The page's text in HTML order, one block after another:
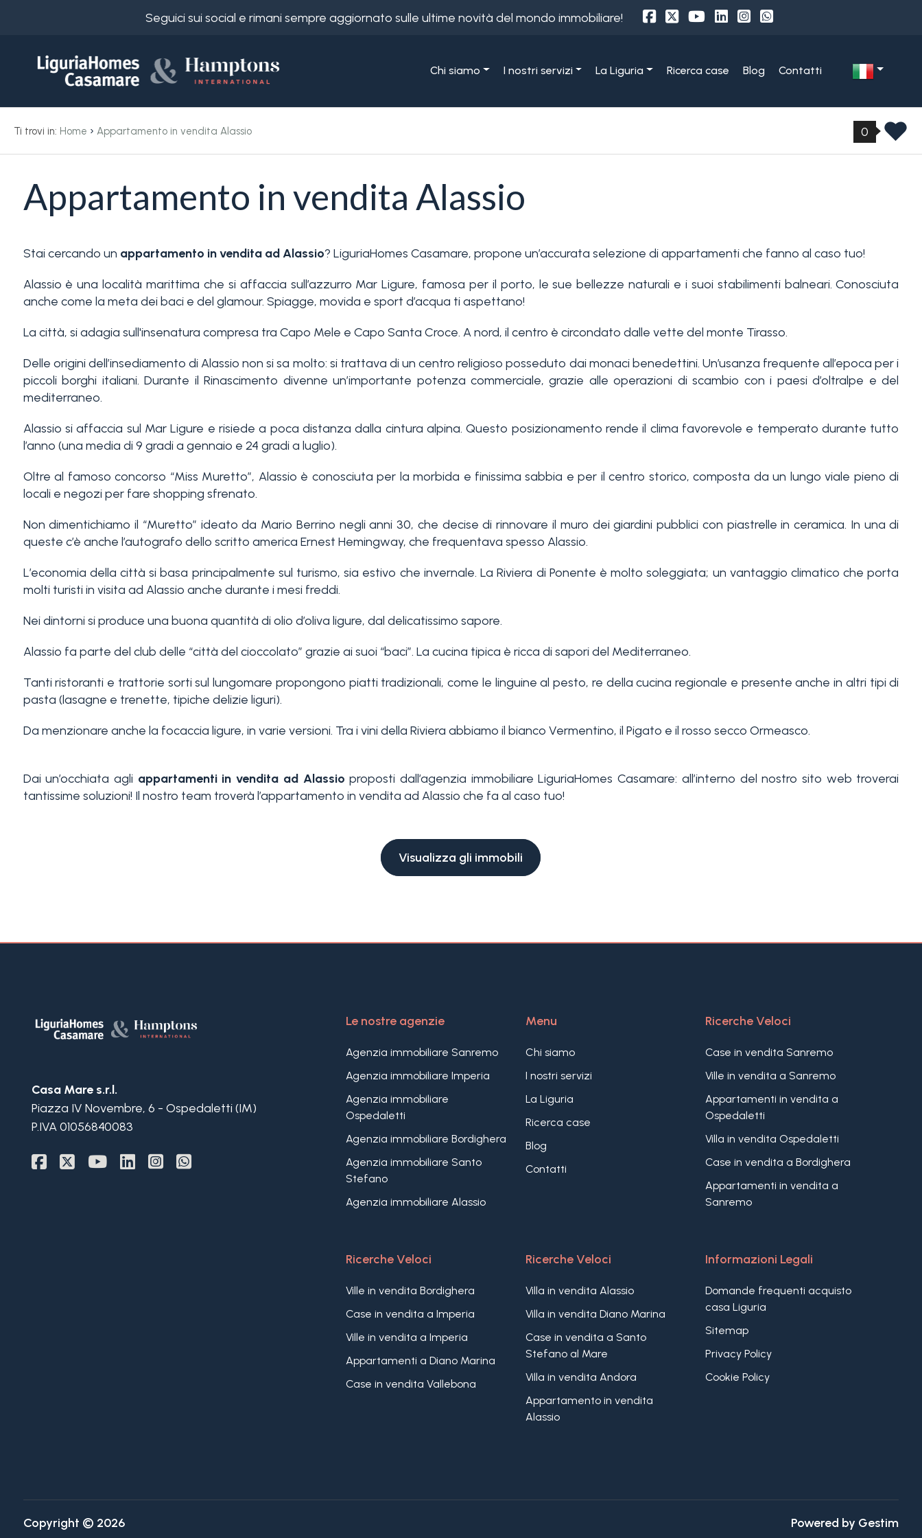
Seguici sui social e rimani sempre aggiornato sulle ultime novità del mondo immobiliare!
Chi siamo I nostri servizi La Liguria Ricerca case Blog Contatti
Ti trovi in: Home › Appartamento in vendita Alassio 0
Appartamento in vendita Alassio
Stai cercando un appartamento in vendita ad Alassio? LiguriaHomes Casamare, propone un’accurata selezione di appartamenti che fanno al caso tuo!
Alassio è una località marittima che si affaccia sull’azzurro Mar Ligure, famosa per il porto, le sue bellezze naturali e i suoi stabilimenti balneari. Conosciuta
anche come la meta dei baci e del glamour. Spiagge, movida e sport d’acqua ti aspettano!
La città, si adagia sull'insenatura compresa tra Capo Mele e Capo Santa Croce. A nord, il centro è circondato dalle vette del monte Tirasso.
Delle origini dell’insediamento di Alassio non si sa molto: si trattava di un centro religioso posseduto dai monaci benedettini. Un’usanza frequente all’epoca per i
piccoli borghi italiani. Durante il Rinascimento divenne un’importante potenza commerciale, grazie alle operazioni di scambio con i paesi d’oltralpe e del
mediterraneo.
Alassio si affaccia sul Mar Ligure e risiede a poca distanza dalla cintura alpina. Questo posizionamento rende il clima favorevole e temperato durante tutto
l’anno (una media di 9 gradi a gennaio e 24 gradi a luglio).
Oltre al famoso concorso “Miss Muretto”, Alassio è conosciuta per la morbida e finissima sabbia e per il centro storico, composta da un lungo viale pieno di
locali e negozi per fare shopping sfrenato.
Non dimentichiamo il “Muretto” ideato da Mario Berrino negli anni 30, che decise di rinnovare il muro dei giardini pubblici con piastrelle in ceramica. In una di
queste c’è anche l’autografo dello scritto america Ernest Hemingway, che frequentava spesso Alassio.
L’economia della città si basa principalmente sul turismo, sia estivo che invernale. La Riviera di Ponente è molto soleggiata; un vantaggio climatico che porta
molti turisti in visita ad Alassio anche durante i mesi freddi.
Nei dintorni si produce una buona quantità di olio d’oliva ligure, dal delicatissimo sapore.
Alassio fa parte del club delle “città del cioccolato” grazie ai suoi “baci”. La cucina tipica è ricca di sapori del Mediterraneo.
Tanti ristoranti e trattorie sorti sul lungomare propongono piatti tradizionali, come le linguine al pesto, re della cucina regionale e presente anche in altri tipi di
pasta (lasagne e trenette, tipiche delizie liguri).
Da menzionare anche la focaccia ligure, in varie versioni. Tra i vini della Riviera abbiamo il bianco Vermentino, il Pigato e il rosso secco Ormeasco.
Dai un’occhiata agli appartamenti in vendita ad Alassio proposti dall’agenzia immobiliare LiguriaHomes Casamare: all’interno del nostro sito web troverai
tantissime soluzioni! Il nostro team troverà l’appartamento in vendita ad Alassio che fa al caso tuo!
Visualizza gli immobili
Casa Mare s.r.l.
Piazza IV Novembre, 6 - Ospedaletti (IM)
P.IVA 01056840083
Le nostre agenzie
Agenzia immobiliare Sanremo
Agenzia immobiliare Imperia
Agenzia immobiliare
Ospedaletti
Agenzia immobiliare Bordighera
Agenzia immobiliare Santo
Stefano
Agenzia immobiliare Alassio
Menu
Chi siamo
I nostri servizi
La Liguria
Ricerca case
Blog
Contatti
Ricerche Veloci
Case in vendita Sanremo
Ville in vendita a Sanremo
Appartamenti in vendita a
Ospedaletti
Villa in vendita Ospedaletti
Case in vendita a Bordighera
Appartamenti in vendita a
Sanremo
Ricerche Veloci
Ville in vendita Bordighera
Case in vendita a Imperia
Ville in vendita a Imperia
Appartamenti a Diano Marina
Case in vendita Vallebona
Ricerche Veloci
Villa in vendita Alassio
Villa in vendita Diano Marina
Case in vendita a Santo
Stefano al Mare
Villa in vendita Andora
Appartamento in vendita
Alassio
Informazioni Legali
Domande frequenti acquisto
casa Liguria
Sitemap
Privacy Policy
Cookie Policy
Copyright © 2026 Powered by Gestim
FR
DE
I
nostri
La
Liguria
case
Preferiti
dove
cercare
Provincia
Comune
Tipologia
-
multiscelta
Qualsiasi
Residenziali
Terreni
Prezzo
Camere
Qualsiasi
3+
Giardino